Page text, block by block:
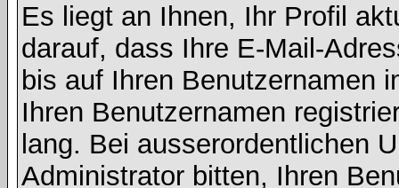
Es liegt an Ihnen, Ihr Profil
darauf, dass Ihre E-Mail-
bis auf Ihren Benutzernamen
Ihren Benutzernamen
lang. Bei ausserordentlichen
Administrator bitten, Ihren